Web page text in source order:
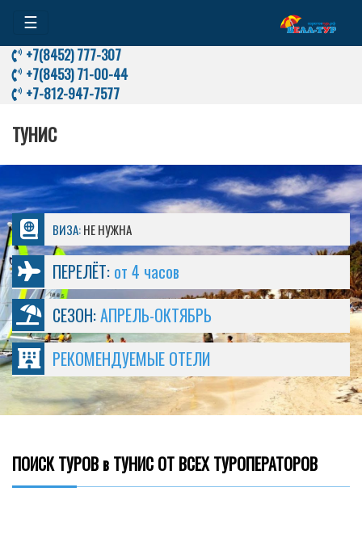
☰
+7(8452) 777-307
+7(8453) 71-00-44
+7-812-947-7577
ТУНИС
ВИЗА:НЕ НУЖНА
ПЕРЕЛЁТ: от 4 часов
СЕЗОН:АПРЕЛЬ-ОКТЯБРЬ
РЕКОМЕНДУЕМЫЕ ОТЕЛИ
ПОИСК ТУРОВ в ТУНИС ОТ ВСЕХ ТУРОПЕРАТОРОВ